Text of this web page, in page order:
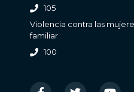
105
Violencia contra las
familiar
100